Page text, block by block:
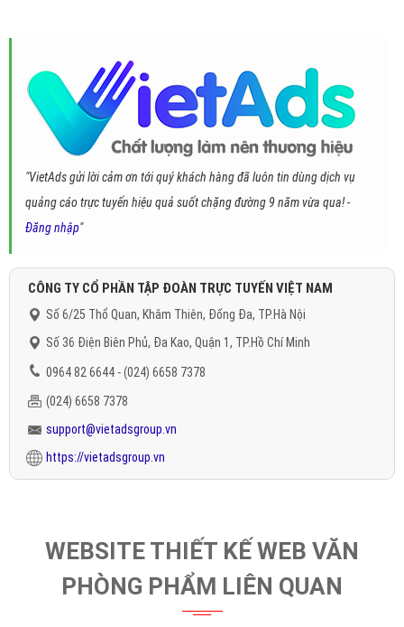
"VietAds gửi lời cảm ơn tới quý khách hàng đã luôn tin dùng dịch vụ
quảng cáo trực tuyến hiệu quả suốt chặng đường 9 năm vừa qua! -
Đăng nhập"
CÔNG TY CỔ PHẦN TẬP ĐOÀN TRỰC TUYẾN VIỆT NAM
Số 6/25 Thổ Quan, Khâm Thiên, Đống Đa, TP.Hà Nội
Số 36 Điện Biên Phủ, Đa Kao, Quận 1, TP.Hồ Chí Minh
0964 82 6644 - (024) 6658 7378
(024) 6658 7378
support@vietadsgroup.vn
https://vietadsgroup.vn
WEBSITE THIẾT KẾ WEB VĂN
PHÒNG PHẨM LIÊN QUAN